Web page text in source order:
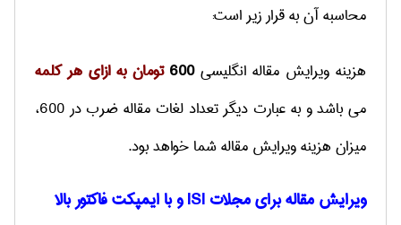
محاسبه آن به قرار زیر است:
هزینه ویرایش مقاله انگلیسی600 تومان به ازای هر کلمه
می باشد و به عبارت دیگر تعداد لغات مقاله ضرب در 600،
میزان هزینه ویرایش مقاله شما خواهد بود.
ویرایش مقاله برای مجلات ISI و با ایمپکت فاکتور بالا